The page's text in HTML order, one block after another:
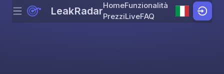
Skip to content
Menu LeakRadarHomeFunzionalità
PrezziLiveFAQ